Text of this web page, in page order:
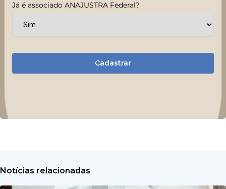
Já é associado ANAJUSTRA Federal?
Cadastrar
Notícias relacionadas